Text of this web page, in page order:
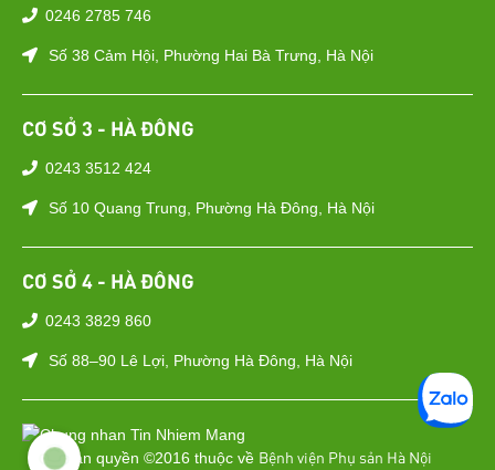
0246 2785 746
Số 38 Cảm Hội, Phường Hai Bà Trưng, Hà Nội
CƠ SỞ 3 - HÀ ĐÔNG
0243 3512 424
Số 10 Quang Trung, Phường Hà Đông, Hà Nội
CƠ SỞ 4 - HÀ ĐÔNG
0243 3829 860
Số 88–90 Lê Lợi, Phường Hà Đông, Hà Nội
Bản quyền ©2016 thuộc về Bệnh viện Phụ sản Hà Nội